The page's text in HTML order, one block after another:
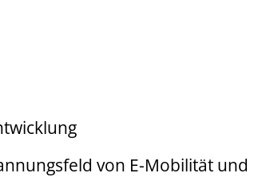
von E-Mobilität und